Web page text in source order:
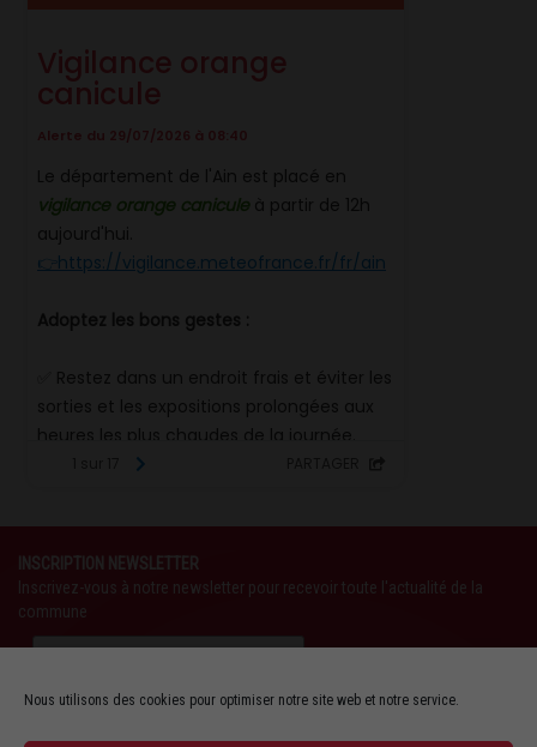
Nous utilisons des cookies pour optimiser notre site web et notre service.
INSCRIPTION NEWSLETTER
Inscrivez-vous à notre newsletter pour recevoir toute l'actualité de la
commune